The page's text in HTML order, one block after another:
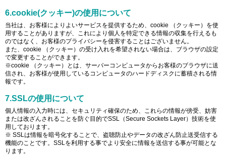
6.cookie(クッキー)の使用について
当社は、お客様によりよいサービスを提供するため、cookie （クッキー）を使
用することがありますが、これにより個人を特定できる情報の収集を行えるも
のではなく、お客様のプライバシーを侵害することはございません。
また、cookie （クッキー）の受け入れを希望されない場合は、ブラウザの設定
で変更することができます。
※cookie （クッキー）とは、サーバーコンピュータからお客様のブラウザに送
信され、お客様が使用しているコンピュータのハードディスクに蓄積される情
報です。
7.SSLの使用について
個人情報の入力時には、セキュリティ確保のため、これらの情報が傍受、妨害
または改ざんされることを防ぐ目的でSSL（Secure Sockets Layer）技術を使
用しております。
※ SSLは情報を暗号化することで、盗聴防止やデータの改ざん防止送受信する
機能のことです。SSLを利用する事でより安全に情報を送信する事が可能とな
ります。